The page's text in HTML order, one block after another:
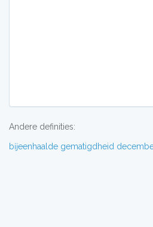
Andere definities:
bĳeenhaalde gematigdheid